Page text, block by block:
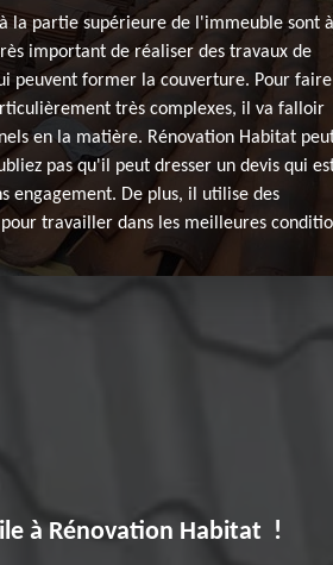
la partie supérieure de l'immeuble sont à
important de réaliser des travaux de
peuvent former la couverture. Pour faire
très complexes, il va falloir
en la matière. Rénovation Habitat
pas qu'il peut dresser un devis qui
engagement. De plus, il utilise des
travailler dans les meilleures
à Rénovation Habitat !